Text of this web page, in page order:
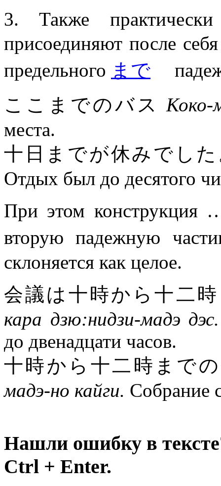
3. Также
присоединяют после
предельного まで
ここまでのバスКоко-
места.
十日までが休みでし
Отдых был до десятого
При этом
вторую падежную
склоняется как целое.
会議は十時から十二
кара дзю:нидзи-мадэ дэс.
до двенадцати часов.
十時から十二時まで
мадэ-но кайги. Собрание
Нашли ошибку в
Ctrl + Enter.